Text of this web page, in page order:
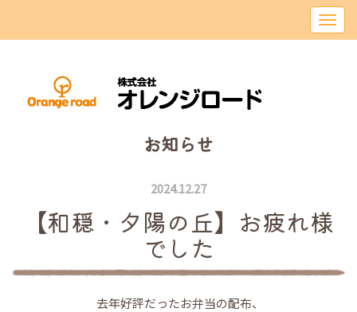
お知らせ
2024.12.27
【和穏・夕陽の丘】お疲れ様
でした
去年好評だったお弁当の配布、